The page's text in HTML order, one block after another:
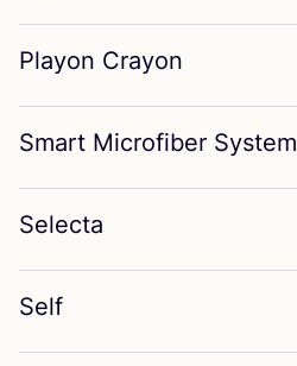
Playon Crayon
Smart Microfiber System
Selecta
Self